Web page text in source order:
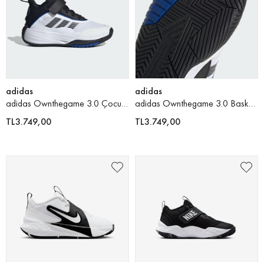
adidas
adidas Ownthegame 3.0 Çocuk Basketbol Ayakkabısı
TL3.749,00
adidas
adidas Ownthegame 3.0 Basketbol Ayakkabısı
TL3.749,00